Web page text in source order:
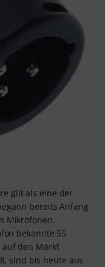
gilt als eine der
bereits Anfang
Mikrofonen.
bekannte 55
auf den Markt
sind bis heute aus